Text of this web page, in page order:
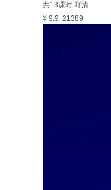
共13课时 吖清
¥ 9.9 21389